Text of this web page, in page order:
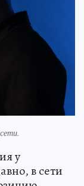
у
в сети